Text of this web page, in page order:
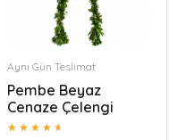
Aynı Gün Teslimat
Pembe Beyaz
Cenaze Çelengi